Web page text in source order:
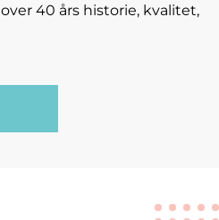
40 års historie, kvalitet,